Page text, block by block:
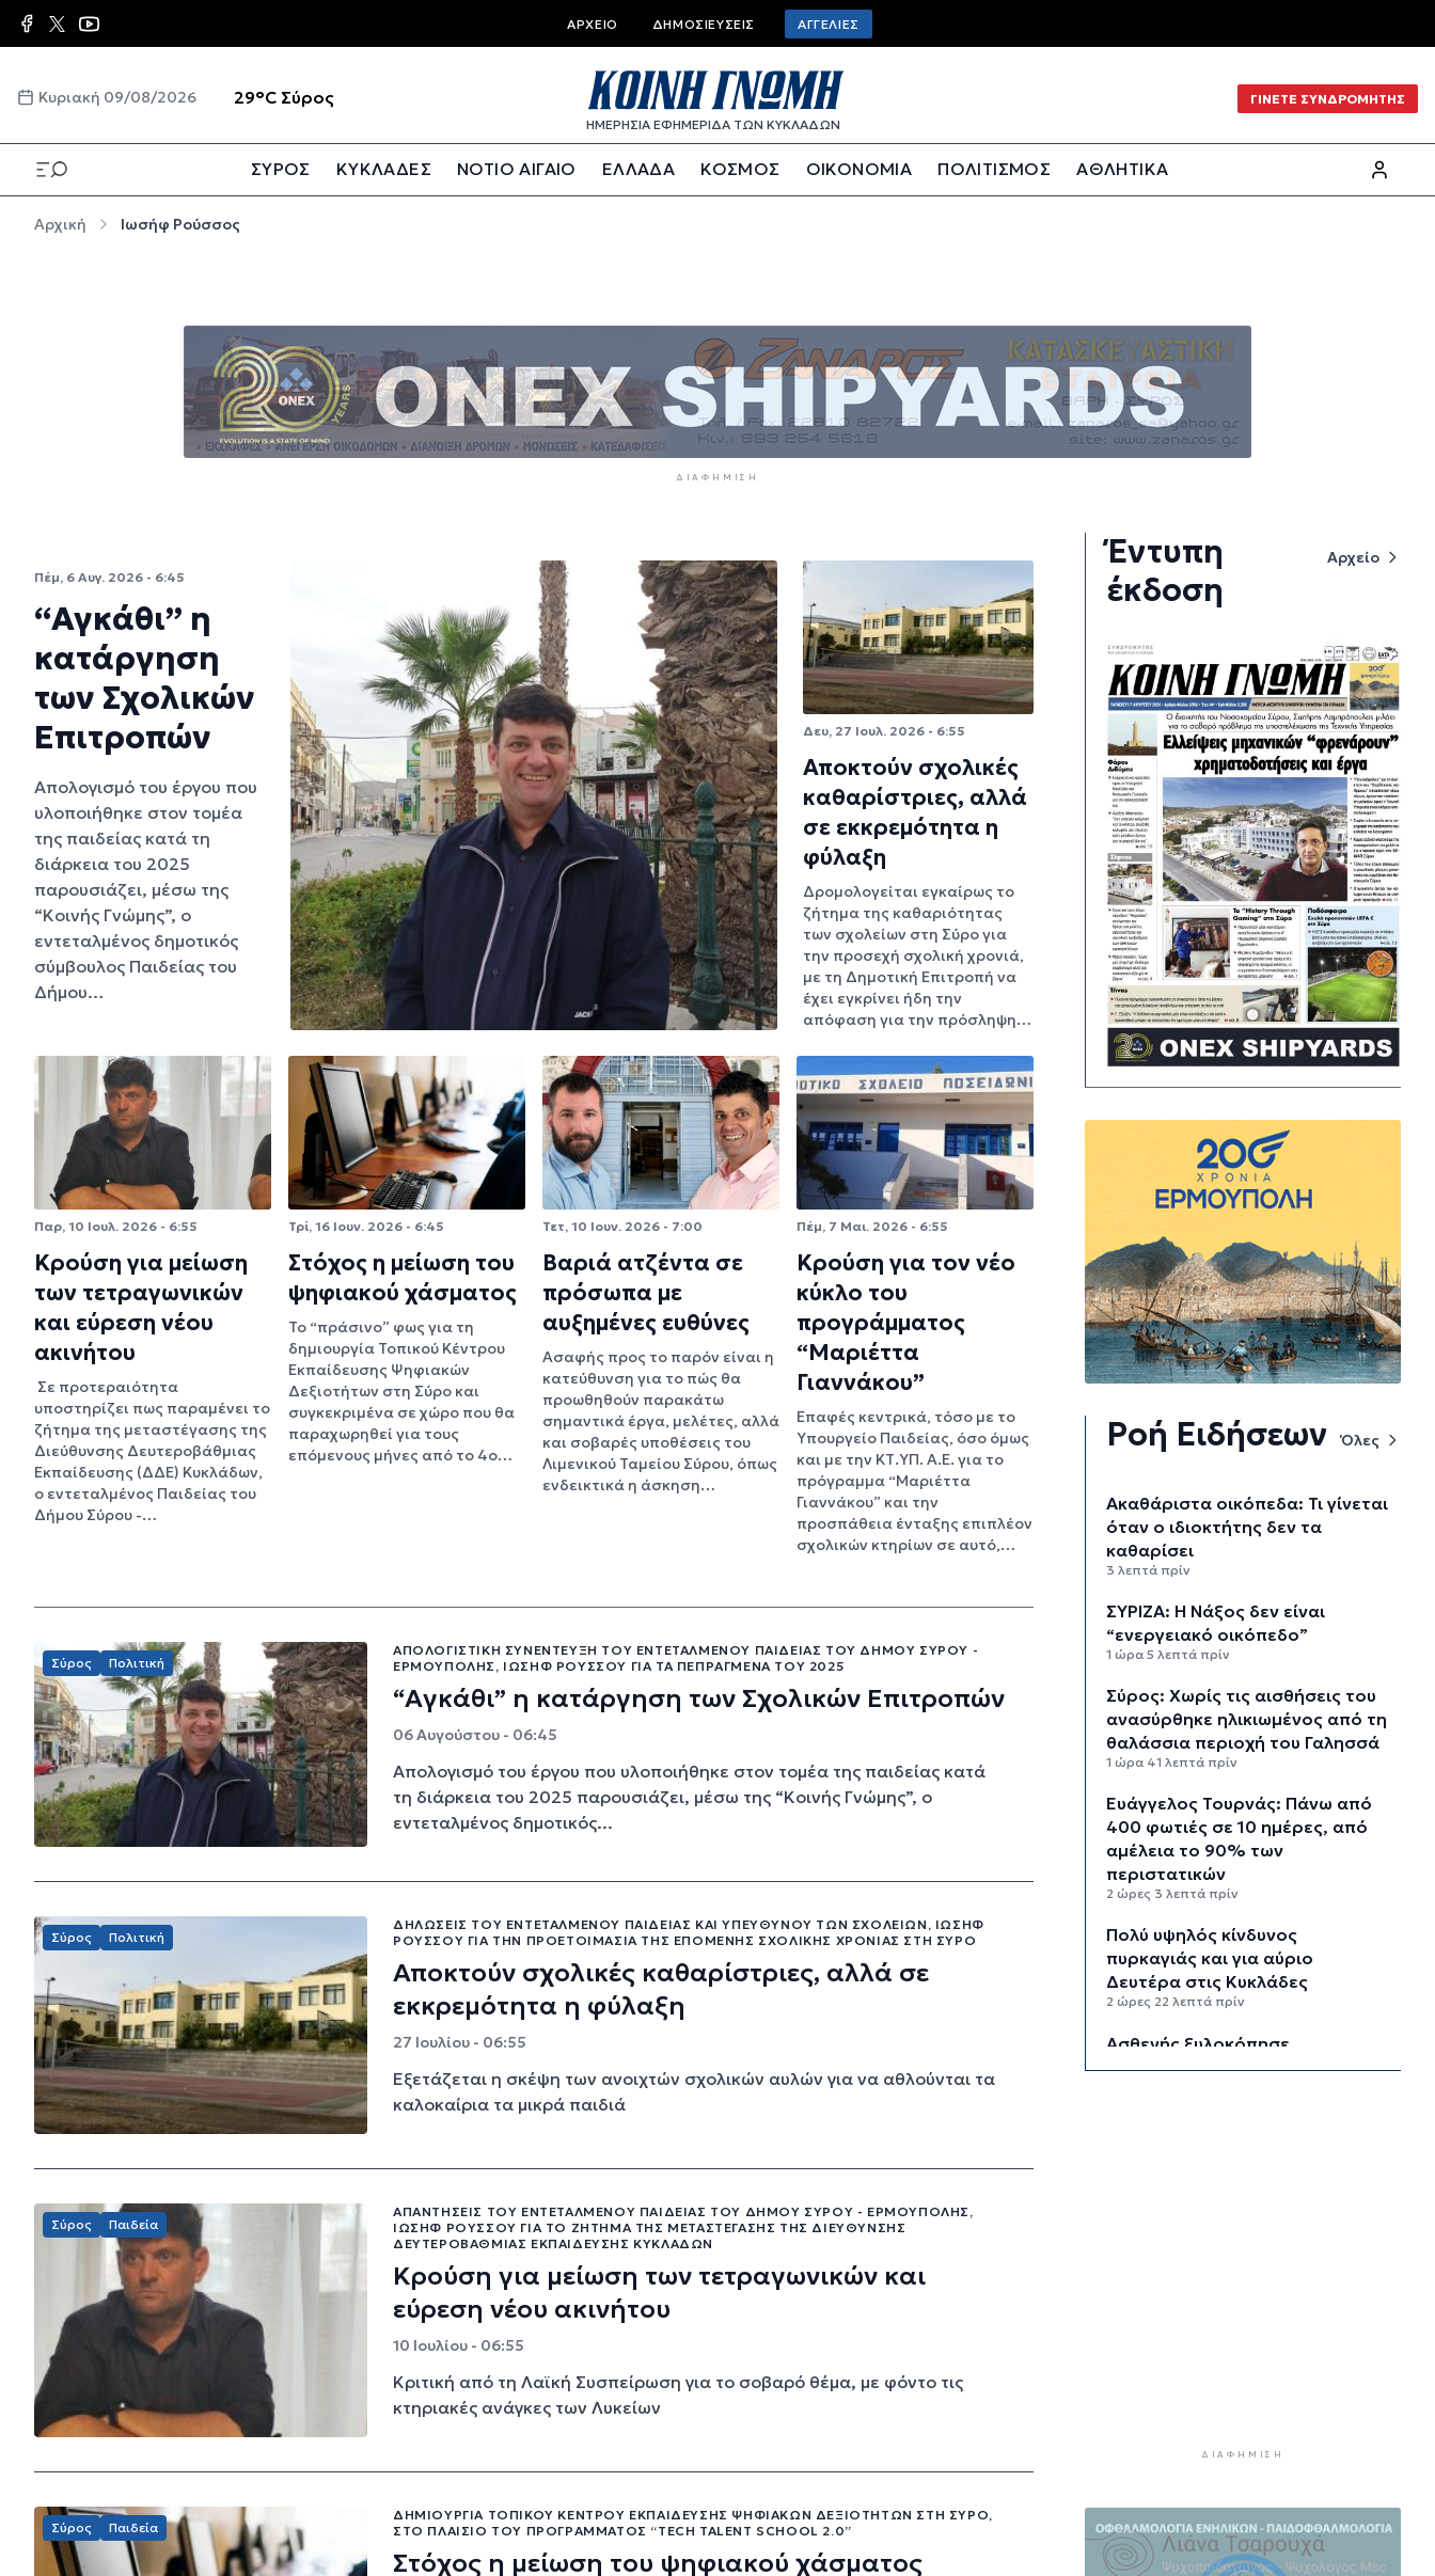
Παράκαμψη προς το κυρίως περιεχόμενο Top bar menu
ΑΡΧΕΊΟ ΔΗΜΟΣΙΕΎΣΕΙΣ ΑΓΓΕΛΊΕΣ
Κυριακή 09/08/2026 29°C Σύρος
ΗΜΕΡΗΣΙΑ ΕΦΗΜΕΡΙΔΑ ΤΩΝ ΚΥΚΛΑΔΩΝ
ΓΙΝΕΤΕ ΣΥΝΔΡΟΜΗΤΗΣ
ΣΥΡΟΣ ΚΥΚΛΑΔΕΣ ΝΟΤΙΟ ΑΙΓΑΙΟ ΕΛΛΑΔΑ ΚΟΣΜΟΣ ΟΙΚΟΝΟΜΙΑ ΠΟΛΙΤΙΣΜΟΣ
ΑΘΛΗΤΙΚΑ
Αρχική Ιωσήφ Ρούσσος
ΔΙΑΦΉΜΙΣΗ
Πέμ, 6 Αυγ. 2026 - 6:45
“Αγκάθι” η
κατάργηση
των Σχολικών
Επιτροπών
Απολογισμό του έργου που
υλοποιήθηκε στον τομέα
της παιδείας κατά τη
διάρκεια του 2025
παρουσιάζει, μέσω της
“Κοινής Γνώμης”, ο
εντεταλμένος δημοτικός
σύμβουλος Παιδείας του
Δήμου…
Δευ, 27 Ιουλ. 2026 - 6:55
Αποκτούν σχολικές
καθαρίστριες, αλλά
σε εκκρεμότητα η
φύλαξη
Δρομολογείται εγκαίρως το
ζήτημα της καθαριότητας
των σχολείων στη Σύρο για
την προσεχή σχολική χρονιά,
με τη Δημοτική Επιτροπή να
έχει εγκρίνει ήδη την
απόφαση για την πρόσληψη…
Παρ, 10 Ιουλ. 2026 - 6:55
Κρούση για μείωση
των τετραγωνικών
και εύρεση νέου
ακινήτου
Σε προτεραιότητα
υποστηρίζει πως παραμένει το
ζήτημα της μεταστέγασης της
Διεύθυνσης Δευτεροβάθμιας
Εκπαίδευσης (ΔΔΕ) Κυκλάδων,
ο εντεταλμένος Παιδείας του
Δήμου Σύρου -…
Τρί, 16 Ιουν. 2026 - 6:45
Στόχος η μείωση του
ψηφιακού χάσματος
Το “πράσινο” φως για τη
δημιουργία Τοπικού Κέντρου
Εκπαίδευσης Ψηφιακών
Δεξιοτήτων στη Σύρο και
συγκεκριμένα σε χώρο που θα
παραχωρηθεί για τους
επόμενους μήνες από το 4ο…
Τετ, 10 Ιουν. 2026 - 7:00
Βαριά ατζέντα σε
πρόσωπα με
αυξημένες ευθύνες
Ασαφής προς το παρόν είναι η
κατεύθυνση για το πώς θα
προωθηθούν παρακάτω
σημαντικά έργα, μελέτες, αλλά
και σοβαρές υποθέσεις του
Λιμενικού Ταμείου Σύρου, όπως
ενδεικτικά η άσκηση…
Πέμ, 7 Μαι. 2026 - 6:55
Κρούση για τον νέο
κύκλο του
προγράμματος
“Μαριέττα
Γιαννάκου”
Επαφές κεντρικά, τόσο με το
Υπουργείο Παιδείας, όσο όμως
και με την ΚΤ.ΥΠ. Α.Ε. για το
πρόγραμμα “Μαριέττα
Γιαννάκου” και την
προσπάθεια ένταξης επιπλέον
σχολικών κτηρίων σε αυτό,…
Σύρος Πολιτική
ΑΠΟΛΟΓΙΣΤΙΚΉ ΣΥΝΈΝΤΕΥΞΗ ΤΟΥ ΕΝΤΕΤΑΛΜΈΝΟΥ ΠΑΙΔΕΊΑΣ ΤΟΥ ΔΉΜΟΥ ΣΎΡΟΥ -
ΕΡΜΟΎΠΟΛΗΣ, ΙΩΣΉΦ ΡΟΎΣΣΟΥ ΓΙΑ ΤΑ ΠΕΠΡΑΓΜΈΝΑ ΤΟΥ 2025
“Αγκάθι” η κατάργηση των Σχολικών Επιτροπών
06 Αυγούστου - 06:45
Απολογισμό του έργου που υλοποιήθηκε στον τομέα της παιδείας κατά
τη διάρκεια του 2025 παρουσιάζει, μέσω της “Κοινής Γνώμης”, ο
εντεταλμένος δημοτικός...
Σύρος Πολιτική
ΔΗΛΏΣΕΙΣ ΤΟΥ ΕΝΤΕΤΑΛΜΈΝΟΥ ΠΑΙΔΕΊΑΣ ΚΑΙ ΥΠΕΎΘΥΝΟΥ ΤΩΝ ΣΧΟΛΕΊΩΝ, ΙΩΣΉΦ
ΡΟΎΣΣΟΥ ΓΙΑ ΤΗΝ ΠΡΟΕΤΟΙΜΑΣΊΑ ΤΗΣ ΕΠΌΜΕΝΗΣ ΣΧΟΛΙΚΉΣ ΧΡΟΝΙΆΣ ΣΤΗ ΣΎΡΟ
Αποκτούν σχολικές καθαρίστριες, αλλά σε
εκκρεμότητα η φύλαξη
27 Ιουλίου - 06:55
Εξετάζεται η σκέψη των ανοιχτών σχολικών αυλών για να αθλούνται τα
καλοκαίρια τα μικρά παιδιά
Σύρος Παιδεία
ΑΠΑΝΤΉΣΕΙΣ ΤΟΥ ΕΝΤΕΤΑΛΜΈΝΟΥ ΠΑΙΔΕΊΑΣ ΤΟΥ ΔΉΜΟΥ ΣΎΡΟΥ - ΕΡΜΟΎΠΟΛΗΣ,
ΙΩΣΉΦ ΡΟΎΣΣΟΥ ΓΙΑ ΤΟ ΖΉΤΗΜΑ ΤΗΣ ΜΕΤΑΣΤΈΓΑΣΗΣ ΤΗΣ ΔΙΕΎΘΥΝΣΗΣ
ΔΕΥΤΕΡΟΒΆΘΜΙΑΣ ΕΚΠΑΊΔΕΥΣΗΣ ΚΥΚΛΆΔΩΝ
Κρούση για μείωση των τετραγωνικών και
εύρεση νέου ακινήτου
10 Ιουλίου - 06:55
Κριτική από τη Λαϊκή Συσπείρωση για το σοβαρό θέμα, με φόντο τις
κτηριακές ανάγκες των Λυκείων
Σύρος Παιδεία
ΔΗΜΙΟΥΡΓΊΑ ΤΟΠΙΚΟΎ ΚΈΝΤΡΟΥ ΕΚΠΑΊΔΕΥΣΗΣ ΨΗΦΙΑΚΏΝ ΔΕΞΙΟΤΉΤΩΝ ΣΤΗ ΣΎΡΟ,
ΣΤΟ ΠΛΑΊΣΙΟ ΤΟΥ ΠΡΟΓΡΆΜΜΑΤΟΣ “TECH TALENT SCHOOL 2.0”
Στόχος η μείωση του ψηφιακού χάσματος
Έντυπη
έκδοση
Αρχείο
Ροή Ειδήσεων Όλες
Ακαθάριστα οικόπεδα: Τι γίνεται
όταν ο ιδιοκτήτης δεν τα
καθαρίσει
3 λεπτά πρίν
ΣΥΡΙΖΑ: Η Νάξος δεν είναι
“ενεργειακό οικόπεδο”
1 ώρα 5 λεπτά πρίν
Σύρος: Χωρίς τις αισθήσεις του
ανασύρθηκε ηλικιωμένος από τη
θαλάσσια περιοχή του Γαλησσά
1 ώρα 41 λεπτά πρίν
Ευάγγελος Τουρνάς: Πάνω από
400 φωτιές σε 10 ημέρες, από
αμέλεια το 90% των
περιστατικών
2 ώρες 3 λεπτά πρίν
Πολύ υψηλός κίνδυνος
πυρκαγιάς και για αύριο
Δευτέρα στις Κυκλάδες
2 ώρες 22 λεπτά πρίν
Ασθενής ξυλοκόπησε
νοσηλεύτρια στα Επείγοντα του
Πάρος: Κλειστό σήμερα το
ΔΙΑΦΉΜΙΣΗ